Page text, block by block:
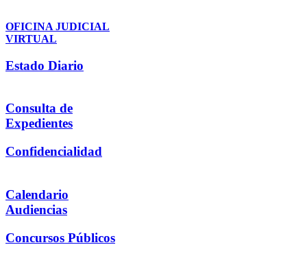
OFICINA JUDICIAL
VIRTUAL
Estado Diario
Consulta de
Expedientes
Confidencialidad
Calendario
Audiencias
Concursos Públicos